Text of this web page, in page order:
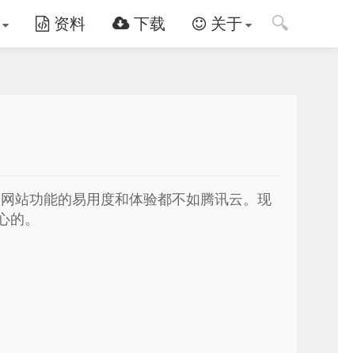
🔍
资料 下载 关于
站功能的易用度和体验都不如腾讯云。现
。